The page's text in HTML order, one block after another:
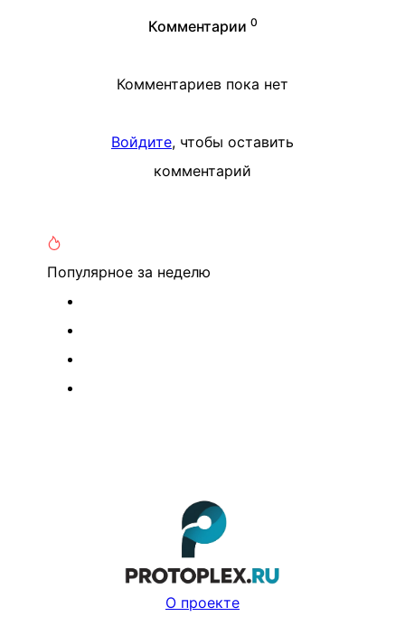
Комментарии 0
Комментариев пока нет
Войдите, чтобы оставить
комментарий
Популярное за неделю
О проекте